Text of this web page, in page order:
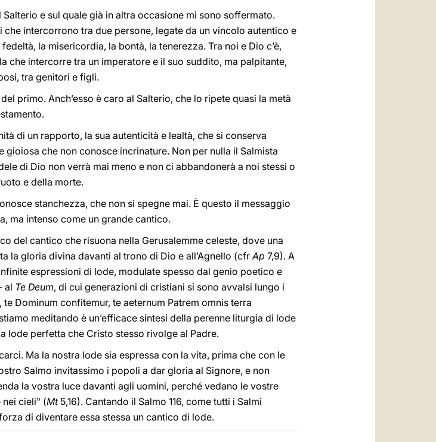
e sul quale già in altra occasione mi sono soffermato.
intercorrono tra due persone, legate da un vincolo autentico e
la misericordia, la bontà, la tenerezza. Tra noi e Dio c’è,
che intercorre tra un imperatore e il suo suddito, ma palpitante,
tra genitori e figli.
primo. Anch’esso è caro al Salterio, che lo ripete quasi la metà
di un rapporto, la sua autenticità e lealtà, che si conserva
che non conosce incrinature. Non per nulla il Salmista
di Dio non verrà mai meno e non ci abbandonerà a noi stessi o
e della morte.
stanchezza, che non si spegne mai. È questo il messaggio
ma intenso come un grande cantico.
del cantico che risuona nella Gerusalemme celeste, dove una
la gloria divina davanti al trono di Dio e all’Agnello (cfrAp 7,9). A
espressioni di lode, modulate spesso dal genio poetico e
al Te Deum, di cui generazioni di cristiani si sono avvalsi lungo i
Dominum confitemur, te aeternum Patrem omnis terra
meditando è un’efficace sintesi della perenne liturgia di lode
lode perfetta che Cristo stesso rivolge al Padre.
Ma la nostra lode sia espressa con la vita, prima che con le
Salmo invitassimo i popoli a dar gloria al Signore, e non
la vostra luce davanti agli uomini, perché vedano le vostre
nei cieli" (Mt5,16). Cantando il Salmo 116, come tutti i Salmi
di diventare essa stessa un cantico di lode.